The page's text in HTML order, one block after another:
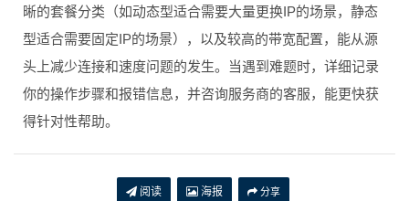
晰的套餐分类（如动态型适合需要大量更换IP的场景，静态
型适合需要固定IP的场景），以及较高的带宽配置，能从源
头上减少连接和速度问题的发生。当遇到难题时，详细记录
你的操作步骤和报错信息，并咨询服务商的客服，能更快获
得针对性帮助。
阅读 海报 分享